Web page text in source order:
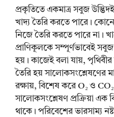
প্রকৃতিতে একমাত্র সবুজ
খাদ্য তৈরি করতে পারে। কোনো
নিজে তৈরি করতে পারে না।
প্রাণিকূলকে সম্পূর্ণভাবেই
হয়। কাজেই বলা যায়, পৃথিবীর
তৈরি হয় সালোকসংশ্লেষণের
রক্ষায়, বিশেষ করে O₂ ও
সালোকসংশ্লেষণ প্রক্রিয়া এক
থাকে। পরিবেশের ভারসাম্য